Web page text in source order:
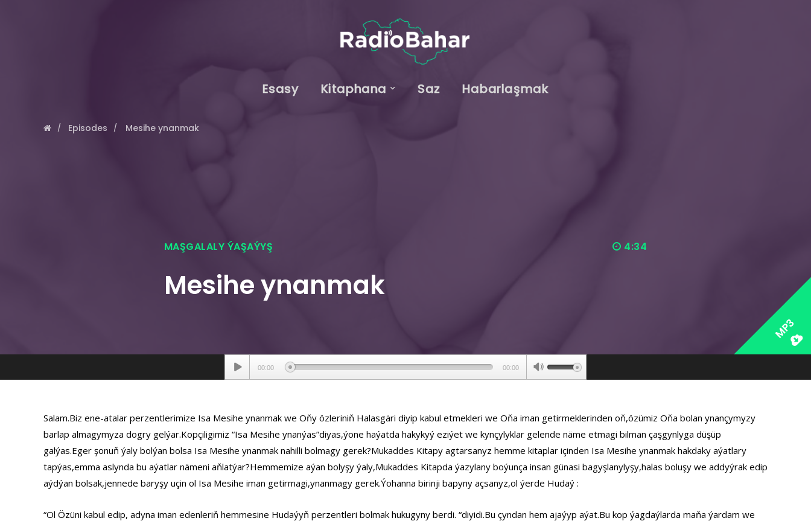
Esasy Kitaphana Saz Habarlaşmak
Episodes Mesihe ynanmak
MAŞGALALY ÝAŞAÝYŞ 4:34
Mesihe ynanmak
MP3
Аудиоплеер
00:00 00:00
Используйте
клавиши
Salam.Biz ene-atalar perzentlerimize Isa Mesihe ynanmak we Oňy özleriniň Halasgäri diyip kabul etmekleri we Oňa iman getirmeklerinden oň,özümiz Oňa bolan ynançymyzy
barlap almagymyza dogry gelýar.Kopçiligimiz “Isa Mesihe ynanýas”diyas,ýone haýatda hakykyý eziýet we kynçylyklar gelende näme etmagi bilman çaşgynlyga düşüp
galýas.Eger şonuň ýaly bolýan bolsa Isa Mesihe ynanmak nahilli bolmagy gerek?Mukaddes Kitapy agtarsanyz hemme kitaplar içinden Isa Mesihe ynanmak hakdaky aýatlary
tapýas,emma aslynda bu aýatlar nämeni aňlatýar?Hemmemize aýan bolyşy ýaly,Mukaddes Kitapda ýazylany boýunça insan günasi bagyşlanylyşy,halas boluşy we addyýrak edip
aýdýan bolsak,jennede baryşy uçin ol Isa Mesihe iman getirmagi,ynanmagy gerek.Ýohanna birinji bapyny açsanyz,ol ýerde Hudaý :
“Ol Özüni kabul edip, adyna iman edenleriň hemmesine Hudaýyň perzentleri bolmak hukugyny berdi. “diyidi.Bu çyndan hem ajaýyp aýat.Bu kop ýagdaýlarda maňa ýardam we